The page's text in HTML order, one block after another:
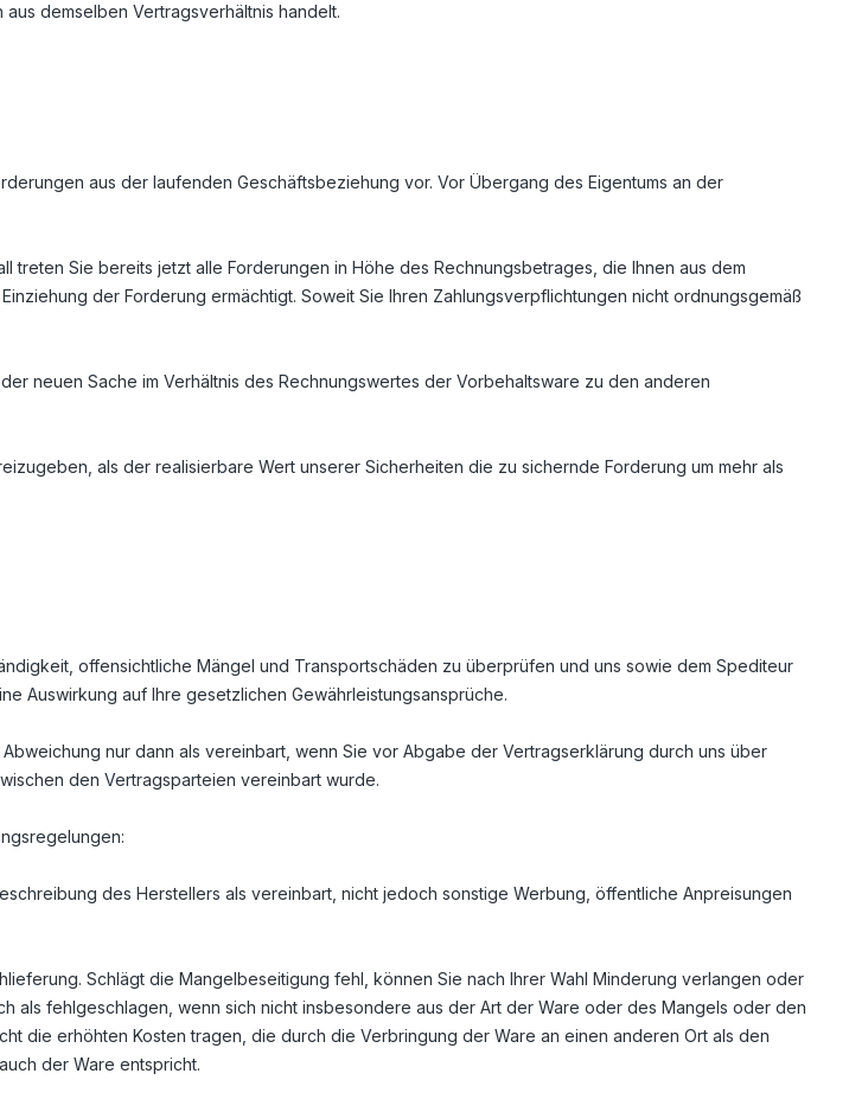
demselben Vertragsverhältnis handelt.
aus der laufenden Geschäftsbeziehung vor. Vor Übergang des Eigentums an der
Sie bereits jetzt alle Forderungen in Höhe des Rechnungsbetrages, die Ihnen aus dem
der Forderung ermächtigt. Soweit Sie Ihren Zahlungsverpflichtungen nicht ordnungsgemäß
neuen Sache im Verhältnis des Rechnungswertes der Vorbehaltsware zu den anderen
als der realisierbare Wert unserer Sicherheiten die zu sichernde Forderung um mehr als
offensichtliche Mängel und Transportschäden zu überprüfen und uns sowie dem Spediteur
Auswirkung auf Ihre gesetzlichen Gewährleistungsansprüche.
nur dann als vereinbart, wenn Sie vor Abgabe der Vertragserklärung durch uns über
den Vertragsparteien vereinbart wurde.
des Herstellers als vereinbart, nicht jedoch sonstige Werbung, öffentliche Anpreisungen
Schlägt die Mangelbeseitigung fehl, können Sie nach Ihrer Wahl Minderung verlangen oder
als fehlgeschlagen, wenn sich nicht insbesondere aus der Art der Ware oder des Mangels oder den
die erhöhten Kosten tragen, die durch die Verbringung der Ware an einen anderen Ort als den
der Ware entspricht.